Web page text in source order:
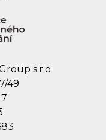
s.r.o.
49